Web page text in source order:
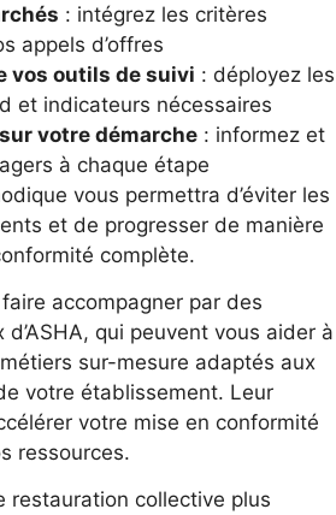
: intégrez les critères
appels d’offres
vos outils de suivi : déployez les
et indicateurs nécessaires
votre démarche : informez et
à chaque étape
vous permettra d’éviter les
et de progresser de manière
complète.
accompagner par des
qui peuvent vous aider à
sur-mesure adaptés aux
votre établissement. Leur
votre mise en conformité
ressources.
restauration collective plus